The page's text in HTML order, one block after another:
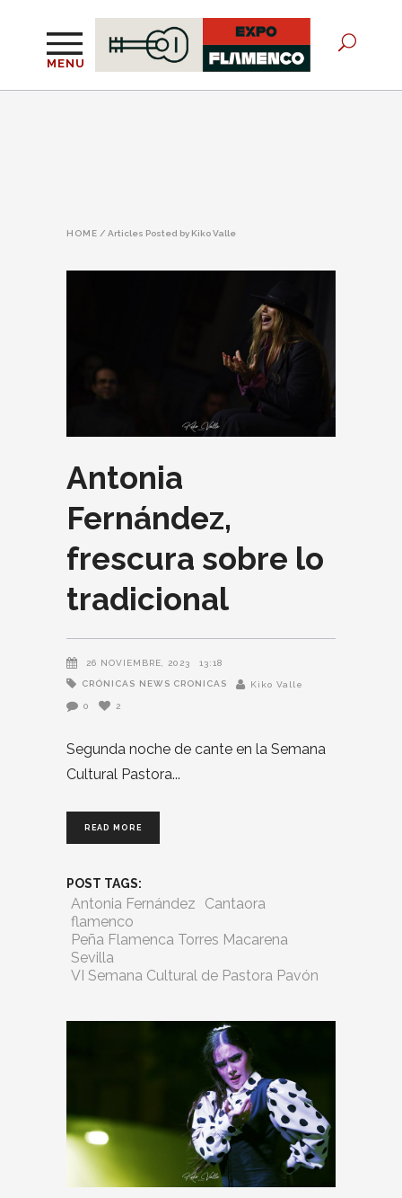
MENU
HOME / Articles Posted by Kiko Valle
Antonia
Fernández,
frescura sobre lo
tradicional
26 NOVIEMBRE, 2023 13:18
CRÓNICAS NEWS CRONICAS Kiko Valle
0 2
Segunda noche de cante en la Semana
Cultural Pastora
READ MORE
POST TAGS:
Antonia Fernández
Cantaora
flamenco
Peña Flamenca Torres Macarena
Sevilla
VI Semana Cultural de Pastora Pavón